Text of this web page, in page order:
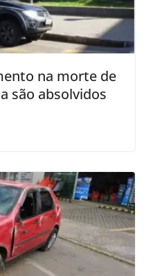
na morte de
são absolvidos